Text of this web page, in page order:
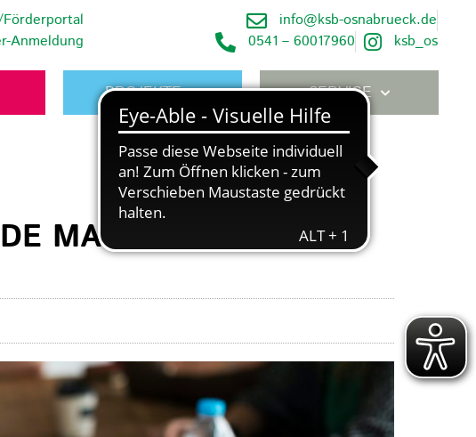
Anmeldung
info@ksb-osnabrueck.de
0541 – 60017960
ksb_os
PROJEKTE SERVICE
MAI ABGESAGT